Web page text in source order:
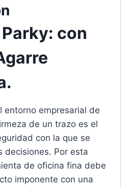
con
entorno empresarial de
de un trazo es el
con la que se
decisiones. Por esta
de oficina fina debe
imponente con una